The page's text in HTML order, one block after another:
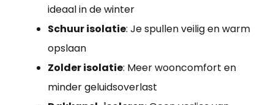
ideaal in de winter
Schuur isolatie: Je spullen veilig en warm
opslaan
Zolder isolatie: Meer wooncomfort en
minder geluidsoverlast